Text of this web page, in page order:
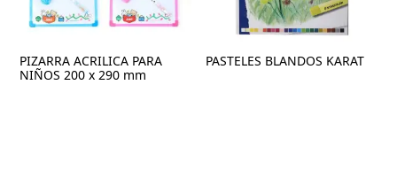
PIZARRA ACRILICA PARA
NIÑOS 200 x 290 mm
PASTELES BLANDOS KARAT